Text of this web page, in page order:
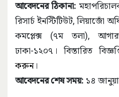
আবেদনের ঠিকানা:
রিসার্চ ইনস্টিটিউট, লিয়াজোঁ
কমপ্লেক্স (৭ম তলা),
ঢাকা-১২০৭। বিস্তারিত
করুন।
আবেদনের শেষ সময়: ১৪